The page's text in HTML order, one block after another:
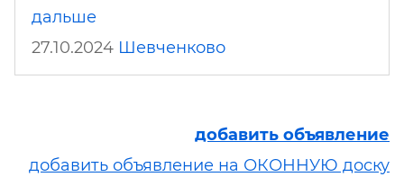
дальше
27.10.2024 Шевченково
добавить объявление
добавить объявление на ОКОННУЮ доску